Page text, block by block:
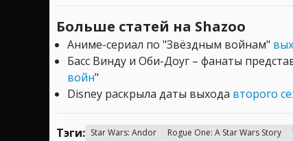
Больше статей на Shazoo
Аниме-сериал по "Звёздным войнам"
Басс Винду и Оби-Доуг – фанаты
войн"
Disney раскрыла даты выхода второго
Тэги: Star Wars: Andor Rogue One: A Star Wars Story